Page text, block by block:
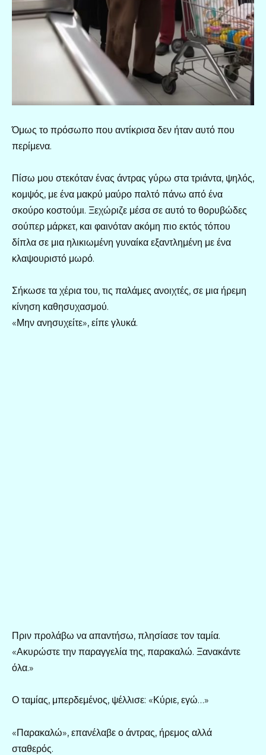
Όμως το πρόσωπο που αντίκρισα δεν ήταν αυτό που
περίμενα.
Πίσω μου στεκόταν ένας άντρας γύρω στα τριάντα, ψηλός,
κομψός, με ένα μακρύ μαύρο παλτό πάνω από ένα
σκούρο κοστούμι. Ξεχώριζε μέσα σε αυτό το θορυβώδες
σούπερ μάρκετ, και φαινόταν ακόμη πιο εκτός τόπου
δίπλα σε μια ηλικιωμένη γυναίκα εξαντλημένη με ένα
κλαψουριστό μωρό.
Σήκωσε τα χέρια του, τις παλάμες ανοιχτές, σε μια ήρεμη
κίνηση καθησυχασμού.
«Μην ανησυχείτε», είπε γλυκά.
Πριν προλάβω να απαντήσω, πλησίασε τον ταμία.
«Ακυρώστε την παραγγελία της, παρακαλώ. Ξανακάντε
όλα.»
Ο ταμίας, μπερδεμένος, ψέλλισε: «Κύριε, εγώ…»
«Παρακαλώ», επανέλαβε ο άντρας, ήρεμος αλλά
σταθερός.